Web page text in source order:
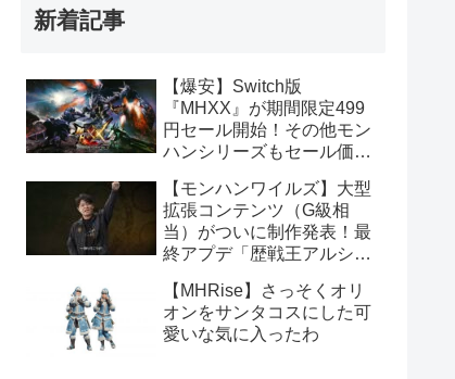
新着記事
【爆安】Switch版
『MHXX』が期間限定499
円セール開始！その他モン
ハンシリーズもセール価格
【モンハンワイルズ】大型
拡張コンテンツ（G級相
当）がついに制作発表！最
終アプデ「歴戦王アルシュ
ント情報まとめ
【MHRise】さっそくオリ
オンをサンタコスにした可
愛いな気に入ったわ